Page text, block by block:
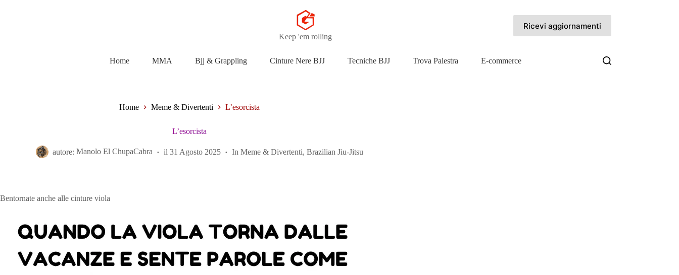
Keep 'em rolling
Ricevi aggiornamenti
Home MMA Bjj & Grappling Cinture Nere BJJ Tecniche BJJ Trova Palestra E-commerce
Home Meme & Divertenti L’esorcista
L’esorcista
autore: Manolo El ChupaCabra il 31 Agosto 2025 In Meme & Divertenti,Brazilian Jiu-Jitsu
Bentornate anche alle cinture viola